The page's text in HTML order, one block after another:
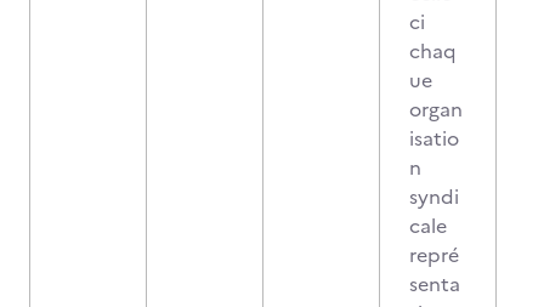
ci
chaq
ue
organ
isatio
n
syndi
cale
repré
senta